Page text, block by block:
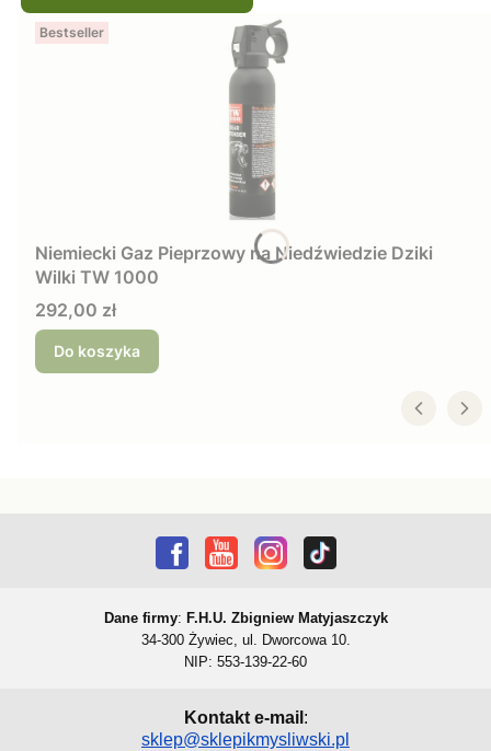
Bestseller
Niemiecki Gaz Pieprzowy na Niedźwiedzie Dziki
Wilki TW 1000
Cena
292,00 zł
Do koszyka
Dane firmy: F.H.U. Zbigniew Matyjaszczyk
34-300 Żywiec, ul. Dworcowa 10.
NIP: 553-139-22-60
Kontakt e-mail :
sklep@sklepikmysliwski.pl